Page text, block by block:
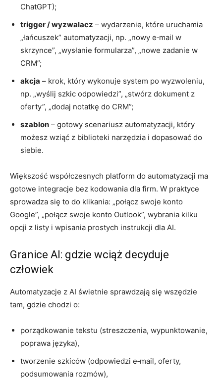
ChatGPT);
trigger / wyzwalacz – wydarzenie, które uruchamia
„łańcuszek” automatyzacji, np. „nowy e‑mail w
skrzynce”, „wysłanie formularza”, „nowe zadanie w
CRM”;
akcja – krok, który wykonuje system po wyzwoleniu,
np. „wyślij szkic odpowiedzi”, „stwórz dokument z
oferty”, „dodaj notatkę do CRM”;
szablon – gotowy scenariusz automatyzacji, który
możesz wziąć z biblioteki narzędzia i dopasować do
siebie.
Większość współczesnych platform do automatyzacji ma
gotowe integracje bez kodowania dla firm. W praktyce
sprowadza się to do klikania: „połącz swoje konto
Google”, „połącz swoje konto Outlook”, wybrania kilku
opcji z listy i wpisania prostych instrukcji dla AI.
Granice AI: gdzie wciąż decyduje
człowiek
Automatyzacje z AI świetnie sprawdzają się wszędzie
tam, gdzie chodzi o:
porządkowanie tekstu (streszczenia, wypunktowanie,
poprawa języka),
tworzenie szkiców (odpowiedzi e‑mail, oferty,
podsumowania rozmów),